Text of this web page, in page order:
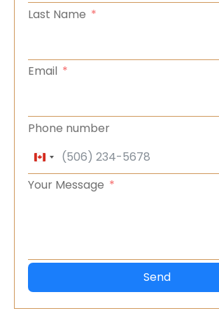
Last Name
Email
Phone number
Canada +1
Your Message
Send